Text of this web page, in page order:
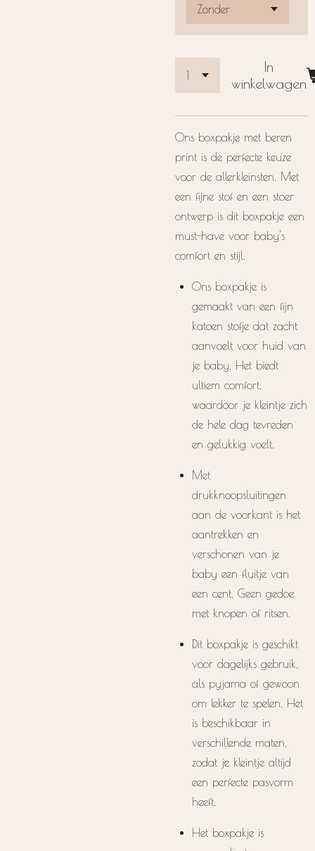
In
winkelwagen
Ons boxpakje met beren
print is de perfecte keuze
voor de allerkleinsten. Met
een fijne stof en een stoer
ontwerp is dit boxpakje een
must-have voor baby's
comfort en stijl.
Ons boxpakje is
gemaakt van een fijn
katoen stofje dat zacht
aanvoelt voor huid van
je baby. Het biedt
ultiem comfort,
waardoor je kleintje zich
de hele dag tevreden
en gelukkig voelt.
Met
drukknoopsluitingen
aan de voorkant is het
aantrekken en
verschonen van je
baby een fluitje van
een cent. Geen gedoe
met knopen of ritsen.
Dit boxpakje is geschikt
voor dagelijks gebruik,
als pyjama of gewoon
om lekker te spelen. Het
is beschikbaar in
verschillende maten,
zodat je kleintje altijd
een perfecte pasvorm
heeft.
Het boxpakje is